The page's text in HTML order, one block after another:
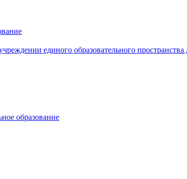
единого образовательного
образование